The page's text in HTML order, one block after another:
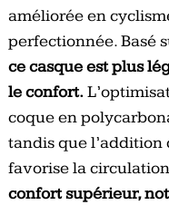
améliorée en
perfectionnée. Basé
ce casque est plus
le confort.
coque en
tandis que l’addition
favorise la circulation
confort supérieur,